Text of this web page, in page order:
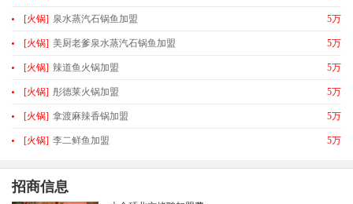
[火锅] 泉水蒸汽石锅鱼加盟 5万
[火锅] 美厨老爹泉水蒸汽石锅鱼加盟 5万
[火锅] 辣道鱼火锅加盟 5万
[火锅] 彤德莱火锅加盟 5万
[火锅] 拿渡麻辣香锅加盟 5万
[火锅] 李二鲜鱼加盟 5万
招商信息